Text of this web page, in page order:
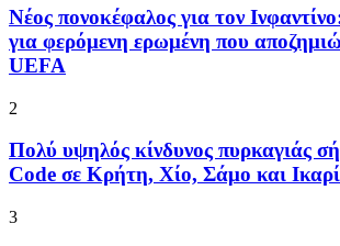
Νέος πονοκέφαλος για τον
για φερόμενη ερωμένη που
UEFA
2
Πολύ υψηλός κίνδυνος πυρκαγιάς
Code σε Κρήτη, Χίο, Σάμο και
3